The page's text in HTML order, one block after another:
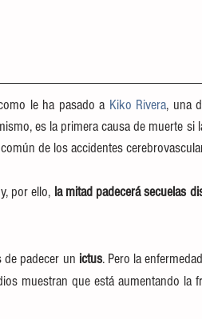
le ha pasado a Kiko Rivera, una
es la primera causa de muerte si
de los accidentes
por ello, la mitad padecerá secuelas
de padecer un ictus. Pero la
muestran que está aumentando la